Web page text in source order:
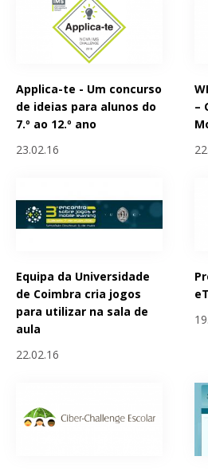
Applica-te - Um concurso
de ideias para alunos do
7.º ao 12.º ano
23.02.16
–
Equipa da Universidade
de Coimbra cria jogos
para utilizar na sala de
aula
22.02.16